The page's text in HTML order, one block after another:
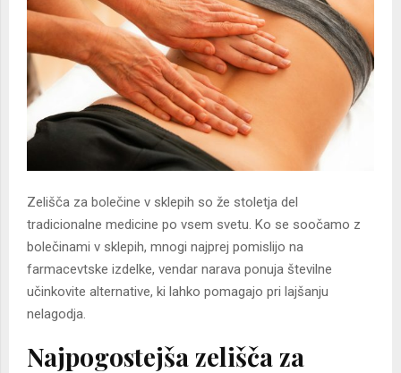
Zelišča za bolečine v sklepih so že stoletja del
tradicionalne medicine po vsem svetu. Ko se soočamo z
bolečinami v sklepih, mnogi najprej pomislijo na
farmacevtske izdelke, vendar narava ponuja številne
učinkovite alternative, ki lahko pomagajo pri lajšanju
nelagodja.
Najpogostejša zelišča za